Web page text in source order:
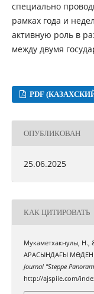
специально
рамках года и
активную роль в
между двумя
PDF
ОПУБЛИКОВАН
25.06.2025
КАК ЦИТИРОВАТЬ
Мукаметхакнулы, Н.,
АРАСЫНДАҒЫ
Journal "Steppe
http://ajspiie.com/